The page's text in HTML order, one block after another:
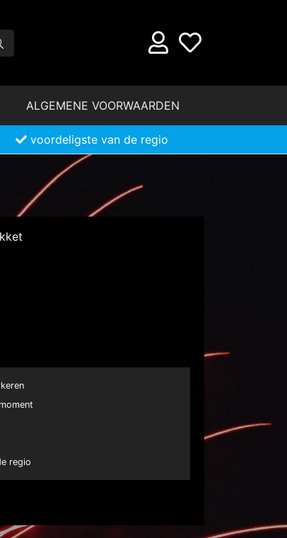
ALGEMENE VOORWAARDEN
voordeligste van de regio
regio